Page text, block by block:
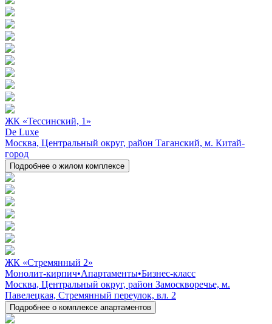
ЖК «Тессинский, 1»
De Luxe
Москва, Центральный округ, район Таганский, м. Китай-
город
Подробнее о жилом комплексе
ЖК «Стремянный 2»
Монолит-кирпич•Апартаменты•Бизнес-класс
Москва, Центральный округ, район Замоскворечье, м.
Павелецкая, Стремянный переулок, вл. 2
Подробнее о комплексе апартаментов